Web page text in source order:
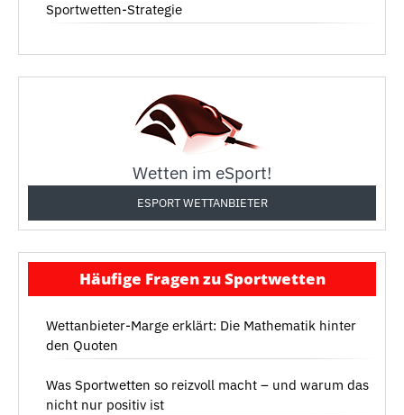
Sportwetten-Strategie
Wetten im eSport!
ESPORT WETTANBIETER
Häufige Fragen zu Sportwetten
Wettanbieter-Marge erklärt: Die Mathematik hinter
den Quoten
Was Sportwetten so reizvoll macht – und warum das
nicht nur positiv ist